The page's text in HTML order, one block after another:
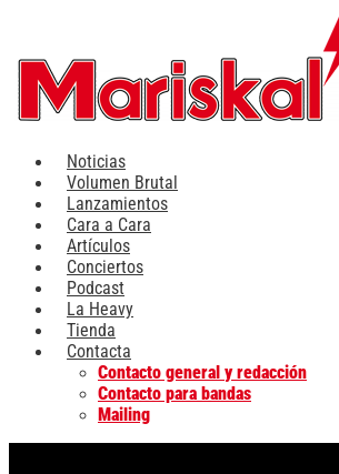
contenido
Noticias
Volumen Brutal
Lanzamientos
Cara a Cara
Artículos
Conciertos
Podcast
La Heavy
Tienda
Contacta
Contacto general y redacción
Contacto para bandas
Mailing